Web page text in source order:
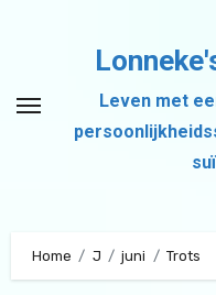
inhoud
Leven met
Home J juni Trots